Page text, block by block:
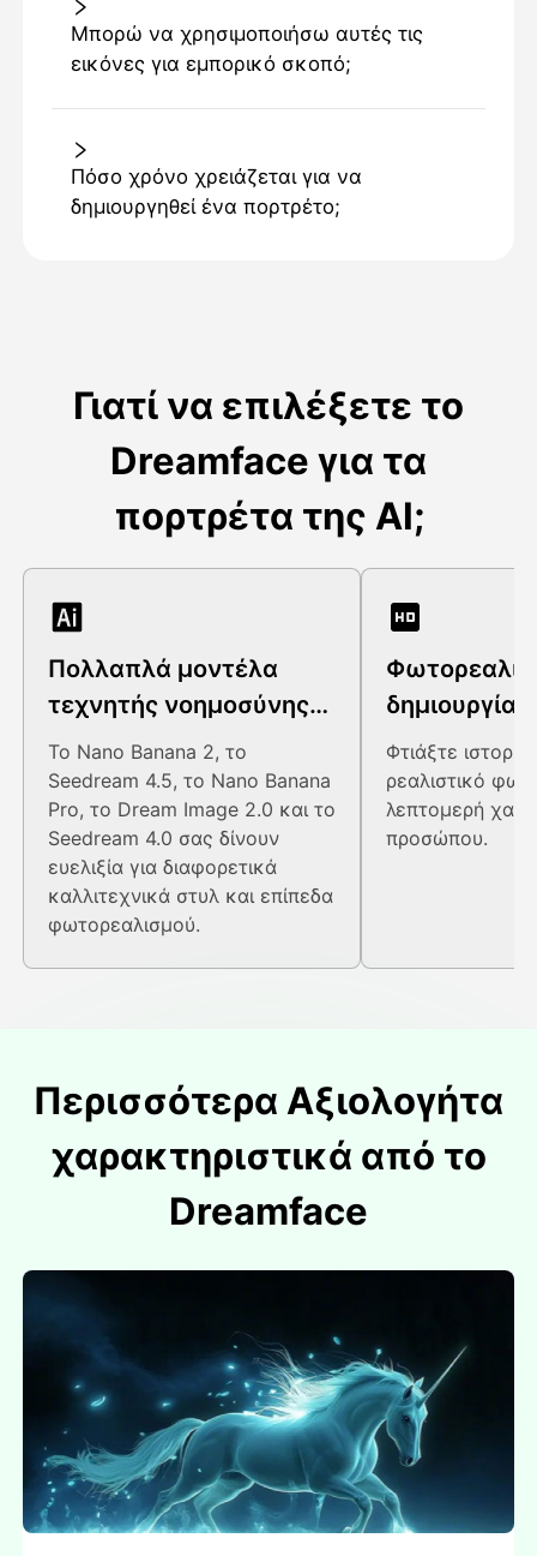
Μπορώ να χρησιμοποιήσω αυτές τις
εικόνες για εμπορικό σκοπό;
Πόσο χρόνο χρειάζεται για να
δημιουργηθεί ένα πορτρέτο;
Γιατί να επιλέξετε το
Dreamface για τα
πορτρέτα της AI;
Πολλαπλά μοντέλα
τεχνητής νοημοσύνης
για ποικιλία στυλ
Το Nano Banana 2, το
Seedream 4.5, το Nano Banana
Pro, το Dream Image 2.0 και το
Seedream 4.0 σας δίνουν
ευελιξία για διαφορετικά
καλλιτεχνικά στυλ και επίπεδα
φωτορεαλισμού.
δημιουργία
Φτιάξτε
ρεαλιστικό
λεπτομερή
προσώπου.
Περισσότερα Αξιολογήτα
χαρακτηριστικά από το
Dreamface